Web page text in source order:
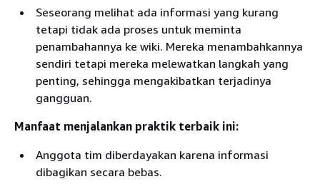
Seseorang melihat ada informasi yang kurang
tetapi tidak ada proses untuk meminta
penambahannya ke wiki. Mereka menambahkannya
sendiri tetapi mereka melewatkan langkah yang
penting, sehingga mengakibatkan terjadinya
gangguan.
Manfaat menjalankan praktik terbaik ini:
Anggota tim diberdayakan karena informasi
dibagikan secara bebas.